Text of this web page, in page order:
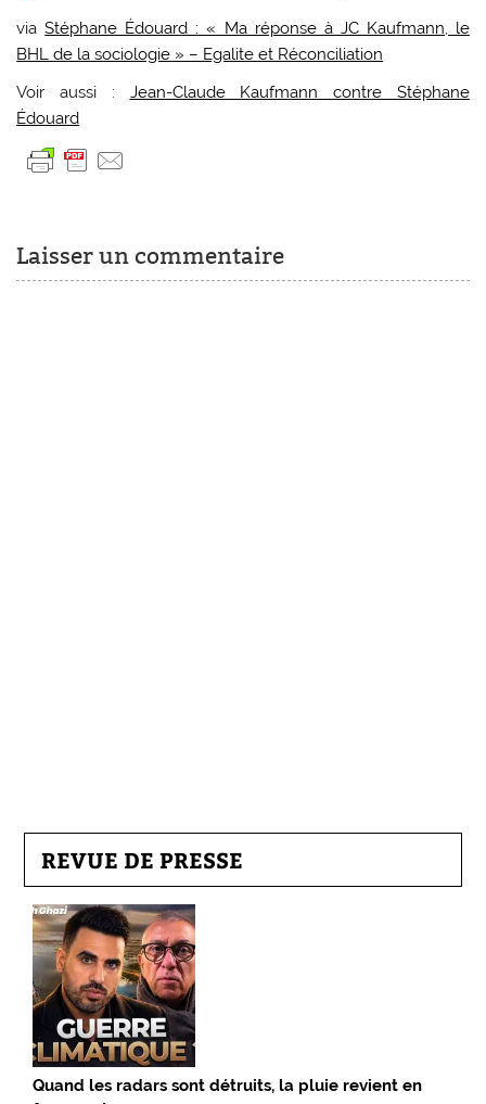
viaStéphane Édouard : « Ma réponse à JC Kaufmann, le
BHL de la sociologie » – Egalite et Réconciliation
Voir aussi : Jean-Claude Kaufmann contre Stéphane
Édouard
Laisser un commentaire
REVUE DE PRESSE
Quand les radars sont détruits, la pluie revient en